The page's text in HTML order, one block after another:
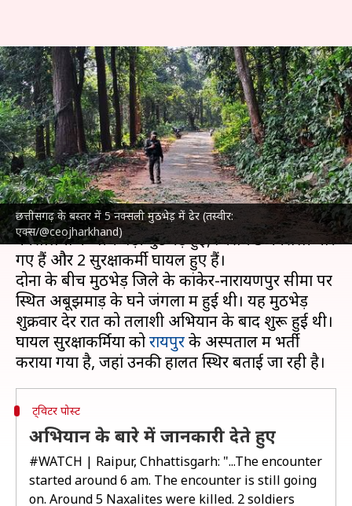
छत्तीसगढ़ के बस्तर में 5 नक्सली मुठभेड़ में ढेर (तस्वीर:
एक्स/@ceojharkhand)
छत्तीसगढ़ में सुरक्षा बलों के साथ
मुठभेड़ में 5 नक्सली मारे गए, 2
सुरक्षाकर्मी घायल
लेखन गजेंद्र Nov 16, 2024 02:36 pm
क्या है खबर?
छत्तीसगढ़के बस्तर में शनिवार सुबह सुरक्षा बलों और
नक्सलियों के बीच बड़ी मुठभेड़ हुई, जिसमें 5 नक्सली मारे
गए हैं और 2 सुरक्षाकर्मी घायल हुए हैं।
दोनों के बीच मुठभेड़ जिले के कांकेर-नारायणपुर सीमा पर
स्थित अबूझमाड़ के घने जंगलों में हुई थी। यह मुठभेड़
शुक्रवार देर रात को तलाशी अभियान के बाद शुरू हुई थी।
घायल सुरक्षाकर्मियों कोरायपुरके अस्पताल में भर्ती
ट्विटर पोस्ट
अभियान के बारे में जानकारी देते हुए
#WATCH | Raipur, Chhattisgarh: "...The encounter
started around 6 am. The encounter is still going
on. Around 5 Naxalites were killed. 2 soldiers